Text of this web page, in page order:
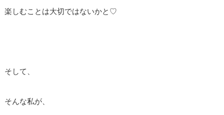
楽しむことは大切ではないかと♡
そして、
そんな私が、